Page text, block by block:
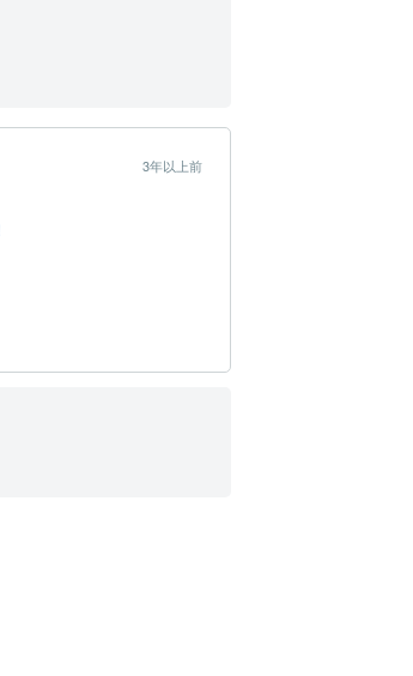
3年以上前